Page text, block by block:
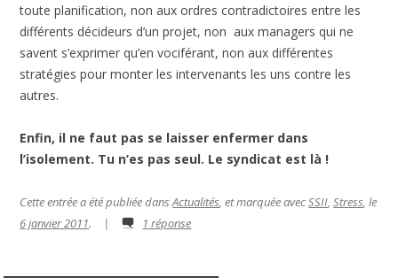
toute planification, non aux ordres contradictoires entre les
différents décideurs d’un projet, non aux managers qui ne
savent s’exprimer qu’en vociférant, non aux différentes
stratégies pour monter les intervenants les uns contre les
autres.
Enfin, il ne faut pas se laisser enfermer dans
l’isolement. Tu n’es pas seul. Le syndicat est là !
Cette entrée a été publiée dansActualités, et marquée avecSSII,Stress, le
6 janvier 2011. | 1 réponse